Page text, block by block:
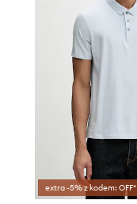
extra -5% z kodem: OFF*